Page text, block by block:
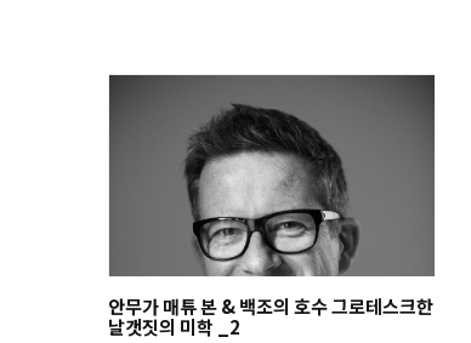
안무가 매튜 본 & 백조의 호수 그로테스크한
날갯짓의 미학 _2